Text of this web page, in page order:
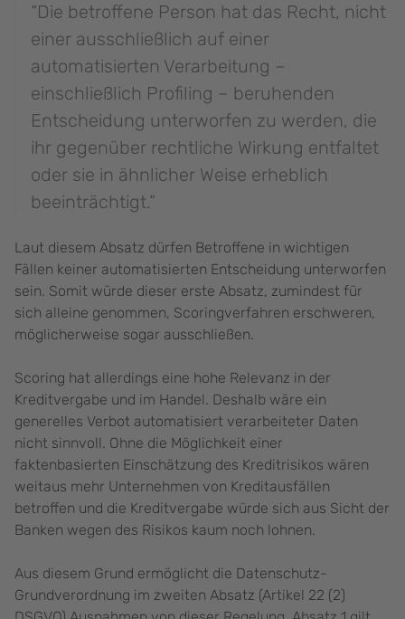
“Die betroffene Person hat das Recht, nicht
einer ausschließlich auf einer
automatisierten Verarbeitung –
einschließlich Profiling – beruhenden
Entscheidung unterworfen zu werden, die
ihr gegenüber rechtliche Wirkung entfaltet
oder sie in ähnlicher Weise erheblich
beeinträchtigt.”
Laut diesem Absatz dürfen Betroffene in wichtigen
Fällen keiner automatisierten Entscheidung unterworfen
sein. Somit würde dieser erste Absatz, zumindest für
sich alleine genommen, Scoringverfahren erschweren,
möglicherweise sogar ausschließen.
Scoring hat allerdings eine hohe Relevanz in der
Kreditvergabe und im Handel. Deshalb wäre ein
generelles Verbot automatisiert verarbeiteter Daten
nicht sinnvoll. Ohne die Möglichkeit einer
faktenbasierten Einschätzung des Kreditrisikos wären
weitaus mehr Unternehmen von Kreditausfällen
betroffen und die Kreditvergabe würde sich aus Sicht der
Banken wegen des Risikos kaum noch lohnen.
Aus diesem Grund ermöglicht die Datenschutz-
Grundverordnung im zweiten Absatz (Artikel 22 (2)